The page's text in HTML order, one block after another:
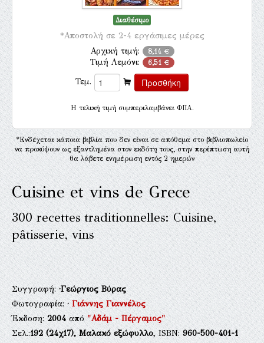
Διαθέσιμο
*Αποστολή σε 2-4 εργάσιμες μέρες
Αρχική τιμή: 8,14 €
Τιμή Λεμόνι: 6,51 €
Τεμ.
H τελική τιμή συμπεριλαμβάνει ΦΠΑ.
*Ενδέχεται κάποια βιβλία που δεν είναι σε απόθεμα στο βιβλιοπωλείο
να προκύψουν ως εξαντλημένα στον εκδότη τους, στην περίπτωση αυτή
θα λάβετε ενημέρωση εντός 2 ημερών
Cuisine et vins de Grece
300 recettes traditionnelles: Cuisine,
pâtisserie, vins
Συγγραφή:·Γεώργιος Βύρας
Φωτογραφία:·Γιάννης Γιαννέλος
Έκδοση:2004από"Αδάμ - Πέργαμος"
Σελ.:192(24χ17), Μαλακό εξώφυλλο, ISBN:960-500-401-1